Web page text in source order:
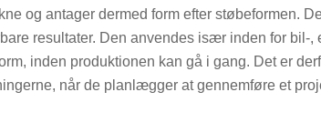
og antager dermed form efter støbeformen.
resultater. Den anvendes især inden for bil-,
inden produktionen kan gå i gang. Det er
når de planlægger at gennemføre et